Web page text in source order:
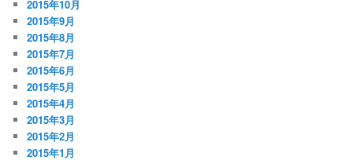
2015年10月
2015年9月
2015年8月
2015年7月
2015年6月
2015年5月
2015年4月
2015年3月
2015年2月
2015年1月